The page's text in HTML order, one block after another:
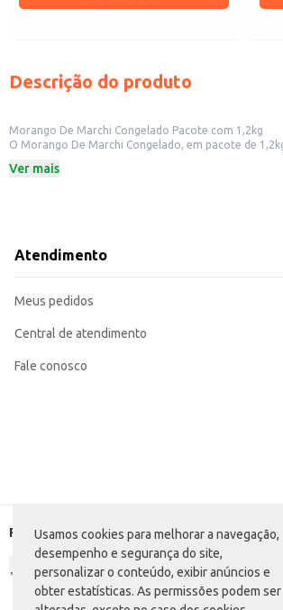
Usamos cookies para melhorar a navegação,
desempenho e segurança do site,
personalizar o conteúdo, exibir anúncios e
obter estatísticas. As permissões podem ser
Descrição do produto
Morango De Marchi Congelado Pacote com 1,2kg
O Morango De Marchi Congelado, em pacote de 1,2kg, oferece praticidade e conservação ideal
Dicas de uso:
O Morango De Marchi Congelado mantém as
embalagem de 1,2kg garante um bom custo-
Marca: De Marchi
Categoria: Fruta congelada
EAN: 7896519220083
Ver mais
Atendimento
Meus pedidos
Central de atendimento
Fale conosco
Formas de pagamento